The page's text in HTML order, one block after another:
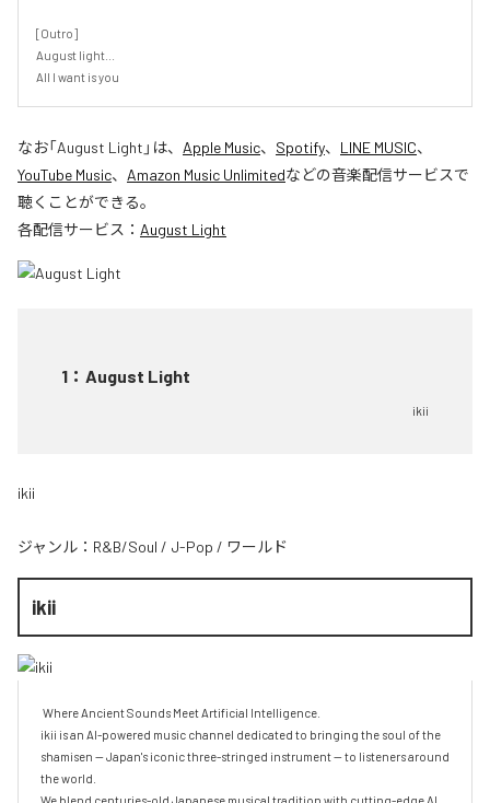
[Outro]
August light...
All I want is you
なお「August Light 」は、 Apple Music、 Spotify、 LINE MUSIC、
YouTube Music、 Amazon Music Unlimitedなどの音楽配信サービスで
聴くことができる。
各配信サービス： August Light
1 ： August Light
ikii
ikii
ジャンル： R&B/Soul / J-Pop / ワールド
ikii
ikii is an AI-powered music channel dedicated to bringing the soul of the
shamisen — Japan's iconic three-stringed instrument — to listeners around
the world.